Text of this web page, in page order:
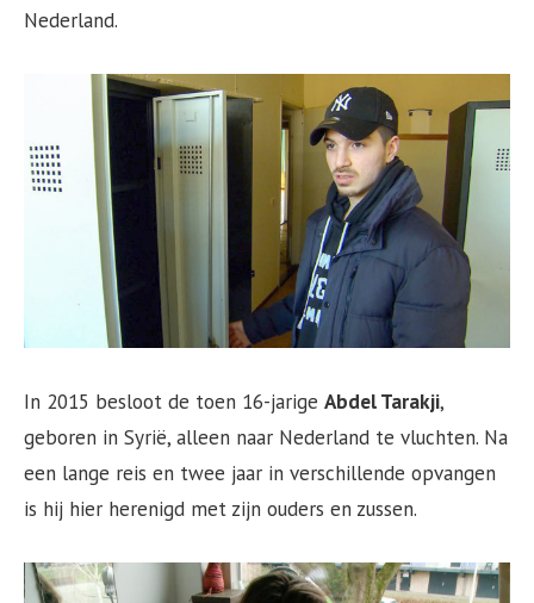
Nederland.
In 2015 besloot de toen 16-jarige Abdel Tarakji,
geboren in Syrië, alleen naar Nederland te vluchten. Na
een lange reis en twee jaar in verschillende opvangen
is hij hier herenigd met zijn ouders en zussen.